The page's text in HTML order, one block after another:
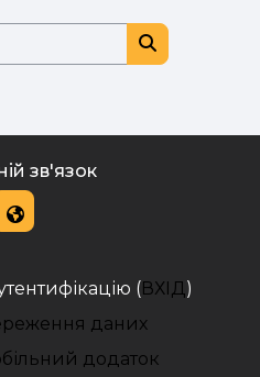
Пошук курсів
Пошук
зв'язок
(ВХІД)
даних
додаток